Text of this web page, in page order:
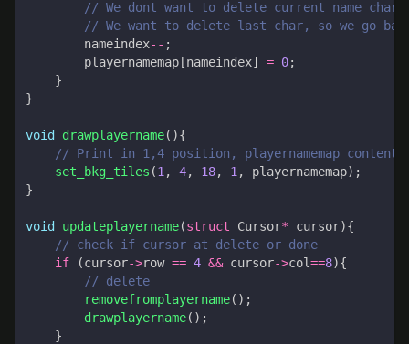
nameindex-- ;
playernamemap [nameindex] = 0;
}
}
void drawplayername(){
set_bkg_tiles (1 , 4, 18, 1 , playernamemap);
}
void updateplayername(struct Cursor* cursor){
if
(cursor->row == 4 && cursor->col==8){
removefromplayername();
drawplayername();
}